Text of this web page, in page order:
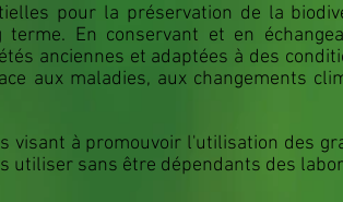
pour la préservation de la
En conservant et en
anciennes et adaptées à des
aux maladies, aux changements
visant à promouvoir l'utilisation des
utiliser sans être dépendants des